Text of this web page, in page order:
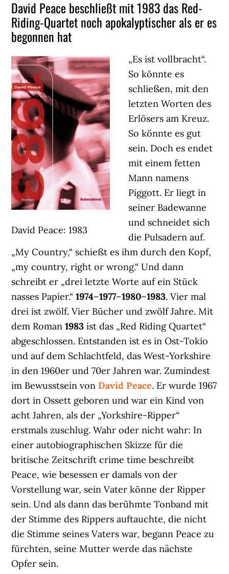
David Peace beschließt mit 1983 das Red-
Riding-Quartet noch apokalyptischer als er es
begonnen hat
David Peace: 1983
„Es ist vollbracht“.
So könnte es
schließen, mit den
letzten Worten des
Erlösers am Kreuz.
So könnte es gut
sein. Doch es endet
mit einem fetten
Mann namens
Piggott. Er liegt in
seiner Badewanne
und schneidet sich
die Pulsadern auf.
„My Country,“ schießt es ihm durch den Kopf,
„my country, right or wrong.“ Und dann
schreibt er „drei letzte Worte auf ein Stück
nasses Papier.“1974–1977–1980–1983. Vier mal
drei ist zwölf. Vier Bücher und zwölf Jahre. Mit
dem Roman1983 ist das „Red Riding Quartet“
abgeschlossen. Entstanden ist es in Ost-Tokio
und auf dem Schlachtfeld, das West-Yorkshire
in den 1960er und 70er Jahren war. Zumindest
im Bewusstsein von David Peace. Er wurde 1967
dort in Ossett geboren und war ein Kind von
acht Jahren, als der „Yorkshire-Ripper“
erstmals zuschlug. Wahr oder nicht wahr: In
einer autobiographischen Skizze für die
britische Zeitschrift crime time beschreibt
Peace, wie besessen er damals von der
Vorstellung war, sein Vater könne der Ripper
sein. Und als dann das berühmte Tonband mit
der Stimme des Rippers auftauchte, die nicht
die Stimme seines Vaters war, begann Peace zu
fürchten, seine Mutter werde das nächste
Opfer sein.